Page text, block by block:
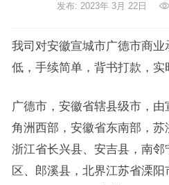
发布: 2023年 3月 22日
我司对安徽宣城市广德市商业
低，手续简单，背书打款，实
广德市，安徽省辖县级市，
角洲西部，安徽省东南部，
浙江省长兴县、安吉县，南邻
区、郎溪县，北界江苏省溧